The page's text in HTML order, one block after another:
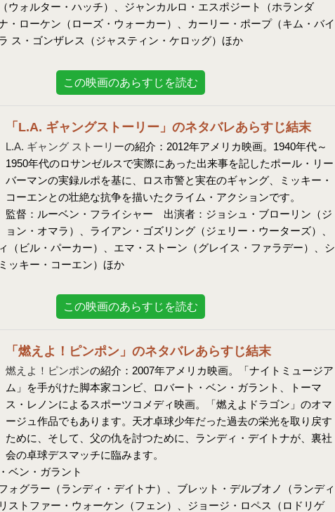
ウォルター・ハッチ）、ジャンカルロ・エスポジート（ホランダ
・ローケン（ローズ・ウォーカー）、カーリー・ポープ（キム・バイ
ス・ゴンザレス（ジャスティン・ケロッグ）ほか
この映画のあらすじを読む
「L.A. ギャングストーリー」のネタバレあらすじ結末
L.A. ギャング ストーリーの紹介：2012年アメリカ映画。1940年代～
1950年代のロサンゼルスで実際にあった出来事を記したポール・リー
バーマンの実録ルポを基に、ロス市警と実在のギャング、ミッキー・
コーエンとの壮絶な抗争を描いたクライム・アクションです。
監督：ルーベン・フライシャー 出演者：ジョシュ・ブローリン（ジ
ョン・オマラ）、ライアン・ゴズリング（ジェリー・ウーターズ）、
（ビル・パーカー）、エマ・ストーン（グレイス・ファラデー）、シ
ッキー・コーエン）ほか
この映画のあらすじを読む
「燃えよ！ピンポン」のネタバレあらすじ結末
燃えよ！ピンポンの紹介：2007年アメリカ映画。「ナイトミュージア
ム」を手がけた脚本家コンビ、ロバート・ベン・ガラント、トーマ
ス・レノンによるスポーツコメディ映画。「燃えよドラゴン」のオマ
ージュ作品でもあります。天才卓球少年だった過去の栄光を取り戻す
ために、そして、父の仇を討つために、ランディ・デイトナが、裏社
会の卓球デスマッチに臨みます。
ベン・ガラント
ォグラー（ランディ・デイトナ）、ブレット・デルブオノ（ランディ
ストファー・ウォーケン（フェン）、ジョージ・ロペス（ロドリゲ